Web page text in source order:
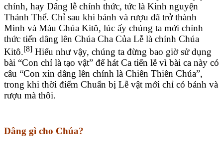
chính, hay Dâng lễ chính thức, tức là Kinh nguyện
Thánh Thể. Chỉ sau khi bánh và rượu đã trở thành
Mình và Máu Chúa Kitô, lúc ấy chúng ta mới chính
thức tiến dâng lên Chúa Cha Của Lễ là chính Chúa
Kitô.[8] Hiểu như vậy, chúng ta đừng bao giờ sử dụng
bài “Con chỉ là tạo vật” để hát Ca tiến lễ vì bài ca này có
câu “Con xin dâng lên chính là Chiên Thiên Chúa”,
trong khi thời điểm Chuẩn bị Lễ vật mới chỉ có bánh và
rượu mà thôi.
Dâng gì cho Chúa?